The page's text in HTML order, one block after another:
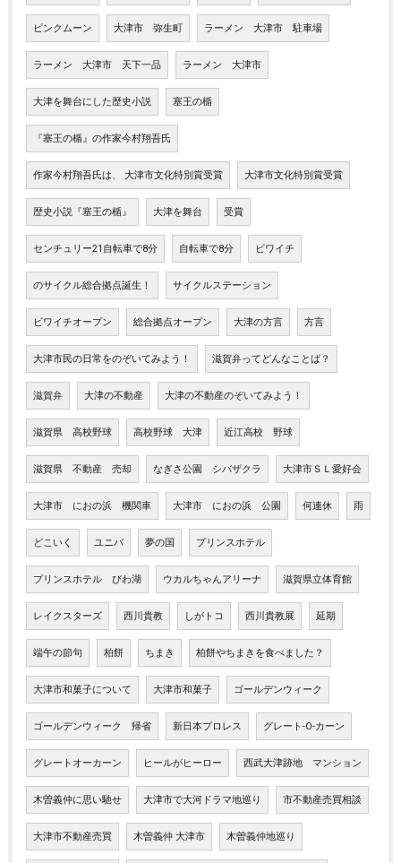
ピンクムーン 大津市 弥生町 ラーメン 大津市 駐車場
ラーメン 大津市 天下一品 ラーメン 大津市
大津を舞台にした歴史小説 塞王の楯
『塞王の楯』の作家今村翔吾氏
作家今村翔吾氏は、 大津市文化特別賞受賞 大津市文化特別賞受賞
歴史小説『塞王の楯』 大津を舞台 受賞
センチュリー21自転車で8分 自転車で8分 ビワイチ
のサイクル総合拠点誕生！ サイクルステーション
ビワイチオープン 総合拠点オープン 大津の方言 方言
大津市民の日常をのぞいてみよう！ 滋賀弁ってどんなことば？
滋賀弁 大津の不動産 大津の不動産のぞいてみよう！
滋賀県 高校野球 高校野球 大津 近江高校 野球
滋賀県 不動産 売却 なぎさ公園 シバザクラ 大津市ＳＬ愛好会
大津市 におの浜 機関車 大津市 におの浜 公園 何連休 雨
どこいく ユニバ 夢の国 プリンスホテル
プリンスホテル びわ湖 ウカルちゃんアリーナ 滋賀県立体育館
レイクスターズ 西川貴教 しがトコ 西川貴教展 延期
端午の節句 柏餅 ちまき 柏餅やちまきを食べました？
大津市和菓子について 大津市和菓子 ゴールデンウィーク
ゴールデンウィーク 帰省 新日本プロレス グレート-O-カーン
グレートオーカーン ヒールがヒーロー 西武大津跡地 マンション
木曽義仲に思い馳せ 大津市で大河ドラマ地巡り 市不動産売買相談
大津市不動産売買 木曽義仲 大津市 木曽義仲地巡り